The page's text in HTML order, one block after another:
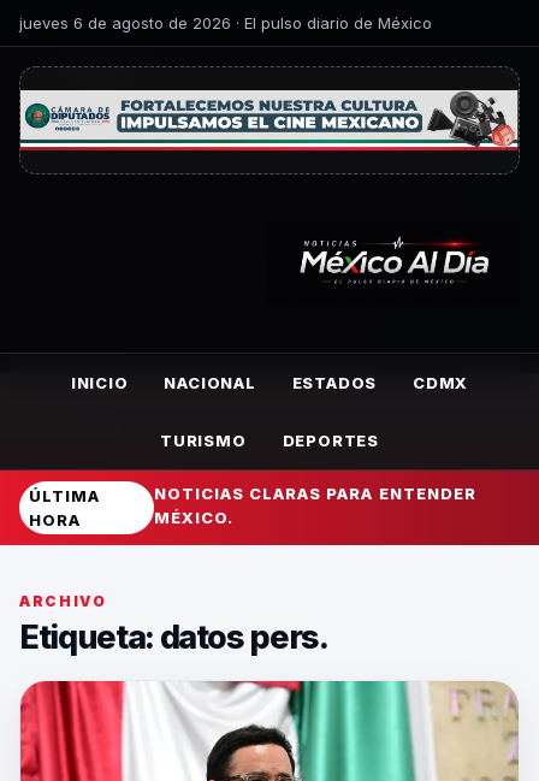
jueves 6 de agosto de 2026 · El pulso diario de México
INICIO NACIONAL ESTADOS CDMX
TURISMO DEPORTES
ÚLTIMA
HORA
NOTICIAS CLARAS PARA ENTENDER
MÉXICO.
ARCHIVO
Etiqueta: datos pers.